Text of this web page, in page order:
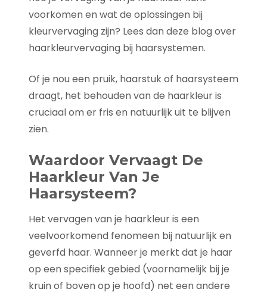
voorkomen en wat de oplossingen bij
kleurvervaging zijn? Lees dan deze blog over
haarkleurvervaging bij haarsystemen.
Of je nou een pruik, haarstuk of haarsysteem
draagt, het behouden van de haarkleur is
cruciaal om er fris en natuurlijk uit te blijven
zien.
Waardoor Vervaagt De
Haarkleur Van Je
Haarsysteem?
Het vervagen van je haarkleur is een
veelvoorkomend fenomeen bij natuurlijk en
geverfd haar. Wanneer je merkt dat je haar
op een specifiek gebied (voornamelijk bij je
kruin of boven op je hoofd) net een andere